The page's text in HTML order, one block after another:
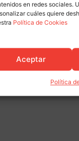
en redes sociales.
cuáles quiere
Política de Cookies
Aceptar
Política